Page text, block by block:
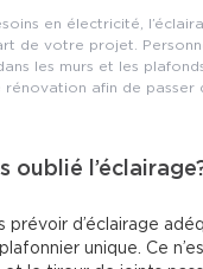
en électricité,
de votre projet.
les murs et les
rénovation afin de passer
oublié
prévoir d’éclairage
unique. Ce